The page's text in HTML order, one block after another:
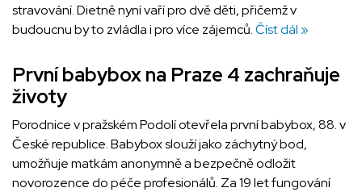
stravování. Dietně nyní vaří pro dvě děti, přičemž v
budoucnu by to zvládla i pro více zájemců.Číst dál »
První babybox na Praze 4 zachraňuje
životy
Porodnice v pražském Podolí otevřela první babybox, 88. v
České republice. Babybox slouží jako záchytný bod,
umožňuje matkám anonymně a bezpečně odložit
novorozence do péče profesionálů. Za 19 let fungování